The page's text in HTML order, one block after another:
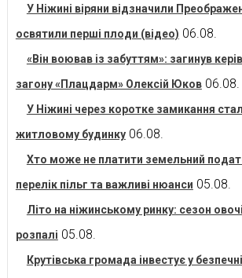
У Ніжині віряни відзначили
освятили перші плоди (відео) 06.08.
«Він воював із забуттям»: загинув
загону «Плацдарм» Олексій Юков 06.08.
У Ніжині через коротке замикання
житловому будинку 06.08.
Хто може не платити земельний
перелік пільг та важливі нюанси 05.08.
Літо на ніжинському ринку: сезон
розпалі 05.08.
Крутівська громада інвестує у